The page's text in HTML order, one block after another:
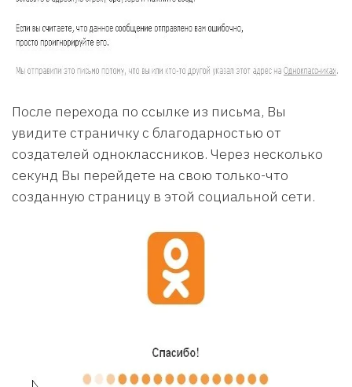
После перехода по ссылке из письма, Вы
увидите страничку с благодарностью от
создателей одноклассников. Через несколько
секунд Вы перейдете на свою только-что
созданную страницу в этой социальной сети.